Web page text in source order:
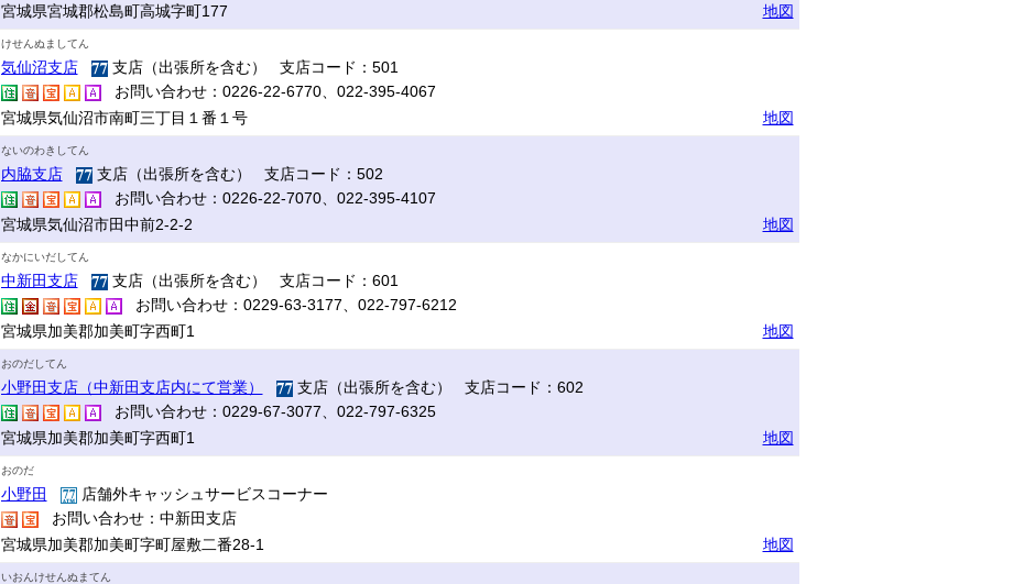
宮城県宮城郡松島町高城字町177
地図
けせんぬましてん
気仙沼支店
支店（出張所を含む） 支店コード：501
お問い合わせ：0226-22-6770、022-395-4067
宮城県気仙沼市南町三丁目１番１号
地図
ないのわきしてん
内脇支店
支店（出張所を含む） 支店コード：502
お問い合わせ：0226-22-7070、022-395-4107
宮城県気仙沼市田中前2-2-2
地図
なかにいだしてん
中新田支店
支店（出張所を含む） 支店コード：601
お問い合わせ：0229-63-3177、022-797-6212
宮城県加美郡加美町字西町1
地図
おのだしてん
小野田支店（中新田支店内にて営業）
支店（出張所を含む） 支店コード：602
お問い合わせ：0229-67-3077、022-797-6325
宮城県加美郡加美町字西町1
地図
おのだ
小野田
店舗外キャッシュサービスコーナー
お問い合わせ：中新田支店
宮城県加美郡加美町字町屋敷二番28-1
地図
いおんけせんぬまてん